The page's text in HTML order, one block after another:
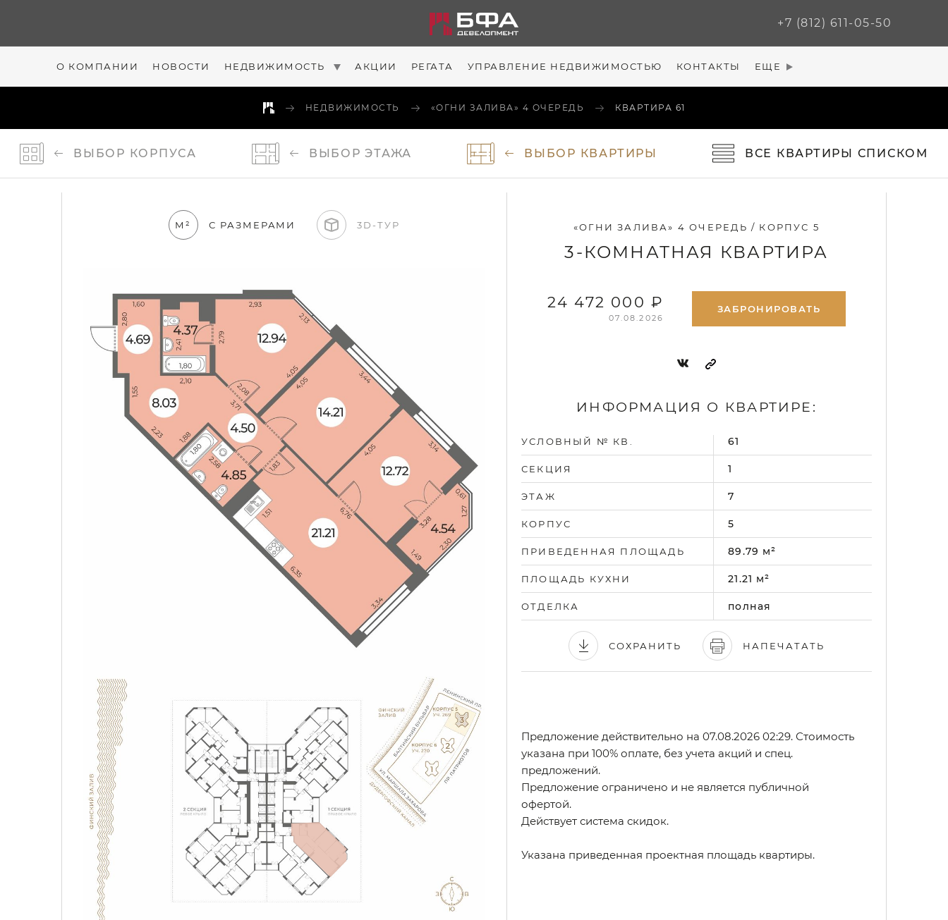
+7 (812) 611-05-50
О КОМПАНИИ НОВОСТИ НЕДВИЖИМОСТЬ АКЦИИ РЕГАТА УПРАВЛЕНИЕ НЕДВИЖИМОСТЬЮ КОНТАКТЫ ЕЩЕ
НЕДВИЖИМОСТЬ «ОГНИ ЗАЛИВА» 4 ОЧЕРЕДЬ КВАРТИРА 61
ВЫБОР КОРПУСА ВЫБОРЭТАЖА ВЫБОР КВАРТИРЫ ВСЕ КВАРТИРЫ СПИСКОМ
М² С РАЗМЕРАМИ 3D-ТУР «ОГНИ ЗАЛИВА» 4 ОЧЕРЕДЬ / КОРПУС 5
3-КОМНАТНАЯ КВАРТИРА
24 472 000 ₽
07.08.2026
ЗАБРОНИРОВАТЬ
ИНФОРМАЦИЯ О КВАРТИРЕ:
УСЛОВНЫЙ № КВ. 61
СЕКЦИЯ 1
ЭТАЖ 7
КОРПУС 5
ПРИВЕДЕННАЯ ПЛОЩАДЬ 89.79 м²
ПЛОЩАДЬ КУХНИ 21.21 м²
ОТДЕЛКА полная
СОХРАНИТЬ НАПЕЧАТАТЬ
Предложение действительно на 07.08.2026 02:29. Стоимость
указана при 100% оплате, без учета акций и спец.
предложений.
Предложение ограничено и не является публичной
офертой.
Действует система скидок.
Указана приведенная проектная площадь квартиры.